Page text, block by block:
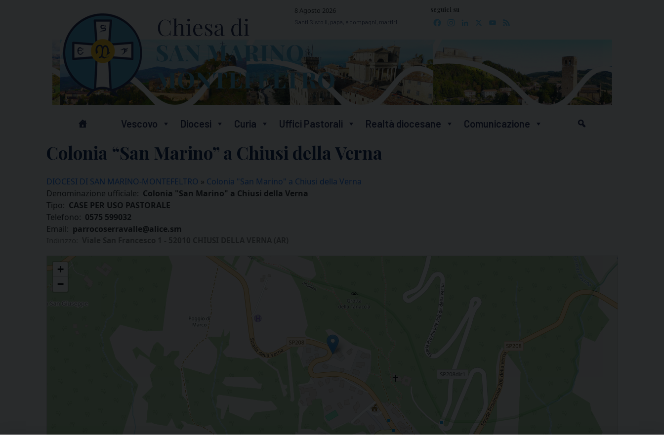
8 Agosto 2026
Santi Sisto II, papa, e compagni, martiri
seguici su
Facebook
Instagram
LinkedIn YouTube
Vescovo Diocesi Curia Uffici Pastorali Realtà diocesane Comunicazione
Colonia “San Marino” a Chiusi della Verna
DIOCESI DI SAN MARINO-MONTEFELTRO » Colonia "San Marino" a Chiusi della Verna
Denominazione ufficiale: Colonia "San Marino" a Chiusi della Verna
Tipo: CASE PER USO PASTORALE
Telefono: 0575 599032
Email: parrocoserravalle@alice.sm
Colonia "San Marino" a Chiusi della Verna
+
−